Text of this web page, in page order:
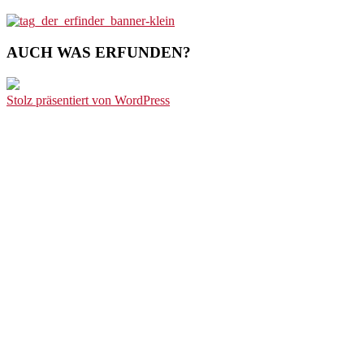
AUCH WAS ERFUNDEN?
Stolz präsentiert von WordPress